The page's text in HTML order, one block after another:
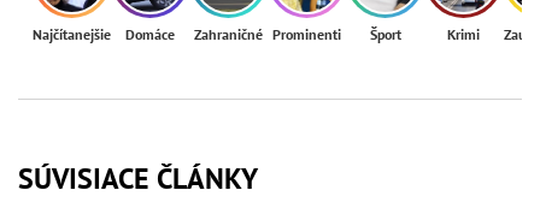
Najčítanejšie Domáce Zahraničné Prominenti Šport Krimi
SÚVISIACE ČLÁNKY